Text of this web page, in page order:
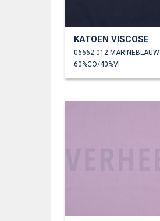
KATOEN VISCOSE
06662.012 MARINEBLAUW
60%CO/40%VI